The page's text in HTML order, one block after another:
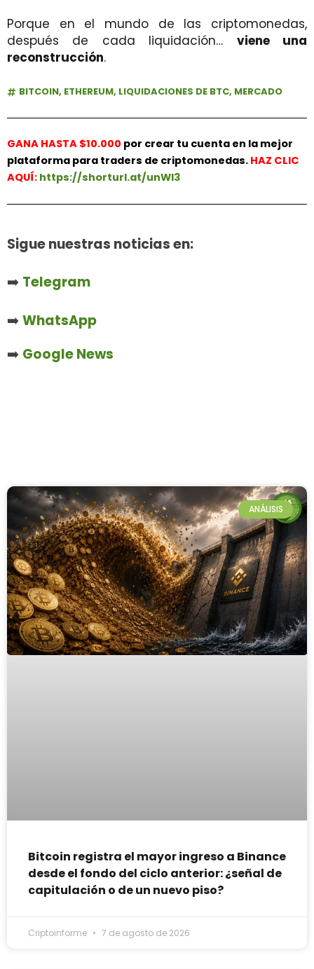
Porque en el mundo de las criptomonedas,
después de cada liquidación… viene una
reconstrucción.
BITCOIN, ETHEREUM, LIQUIDACIONES DE BTC, MERCADO
GANA HASTA $10.000 por crear tu cuenta en la mejor
plataforma para traders de criptomonedas. HAZ CLIC
AQUÍ: https://shorturl.at/unWl3
Sigue nuestras noticias en:
➡️ Telegram
➡️WhatsApp
➡️ Google News
ANÁLISIS
Bitcoin registra el mayor ingreso a Binance
desde el fondo del ciclo anterior: ¿señal de
capitulación o de un nuevo piso?
Criptoinforme 7 de agosto de 2026